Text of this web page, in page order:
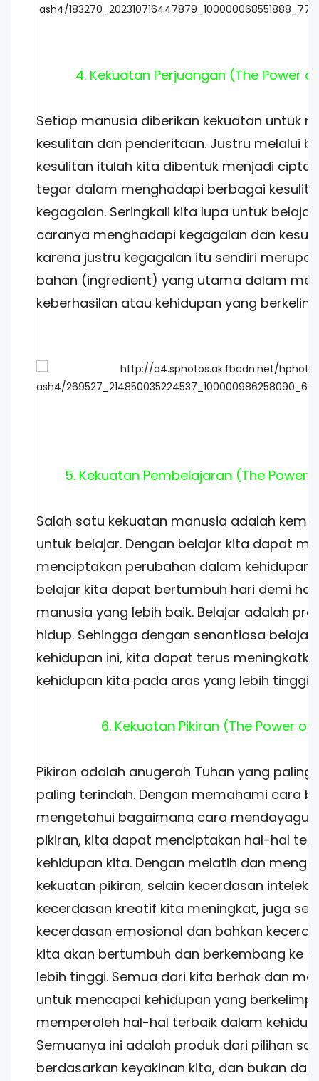
4. Kekuatan Perjuangan (The Power
Setiap manusia diberikan kekuatan untuk
kesulitan dan penderitaan. Justru melalui
kesulitan itulah kita dibentuk menjadi
tegar dalam menghadapi berbagai
kegagalan. Seringkali kita lupa untuk
caranya menghadapi kegagalan dan
karena justru kegagalan itu sendiri
bahan (ingredient) yang utama dalam
keberhasilan atau kehidupan yang
5. Kekuatan Pembelajaran (The Power
Salah satu kekuatan manusia adalah
untuk belajar. Dengan belajar kita dapat
menciptakan perubahan dalam kehidupan
belajar kita dapat bertumbuh hari demi
manusia yang lebih baik. Belajar adalah
hidup. Sehingga dengan senantiasa
kehidupan ini, kita dapat terus
kehidupan kita pada aras yang lebih tinggi.
6. Kekuatan Pikiran (The Power of
Pikiran adalah anugerah Tuhan yang paling
paling terindah. Dengan memahami cara
mengetahui bagaimana cara
pikiran, kita dapat menciptakan hal-hal
kehidupan kita. Dengan melatih dan
kekuatan pikiran, selain kecerdasan
kecerdasan kreatif kita meningkat, juga
kecerdasan emosional dan bahkan
kita akan bertumbuh dan berkembang ke
lebih tinggi. Semua dari kita berhak dan
untuk mencapai kehidupan yang
memperoleh hal-hal terbaik dalam
Semuanya ini adalah produk dari pilihan
berdasarkan keyakinan kita, dan bukan